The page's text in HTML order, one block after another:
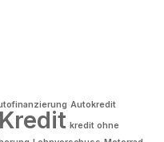
Autokredit
Kredit kredit ohne